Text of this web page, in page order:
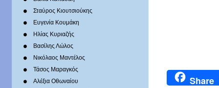
Σταύρος Κιουτσιούκης
Ευγενία Κουμάκη
Ηλίας Κυριαζής
Βασίλης Λώλος
Νικόλαος Μαντέλος
Τάσος Μαραγκός
Αλέξια Οθωναίου
Share